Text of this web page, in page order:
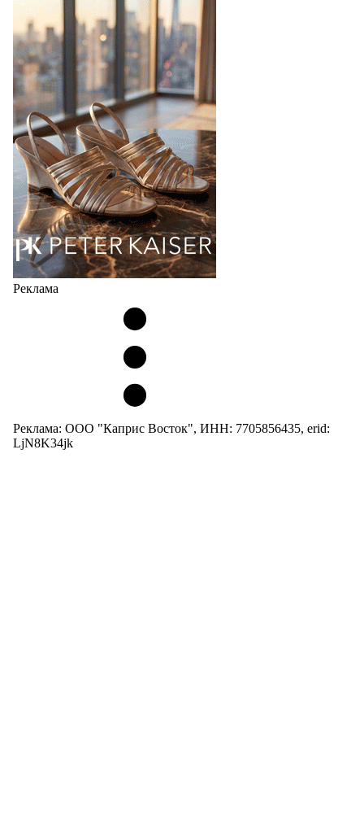
Bubble
Популярный силуэт бренда,1999 года выпуска,
соответствует сегодняшнему тренду на
сникерины (гибридный вариант балеток и
кроссовок обтекаемой формы и с тонкой подошвой).
Но в модели Miu Miu Bubble присутствует еще и…
05.08.2026 2653
Реклама
Реклама: ООО "Каприс Восток", ИНН: 7705856435, erid:
LjN8K34jk